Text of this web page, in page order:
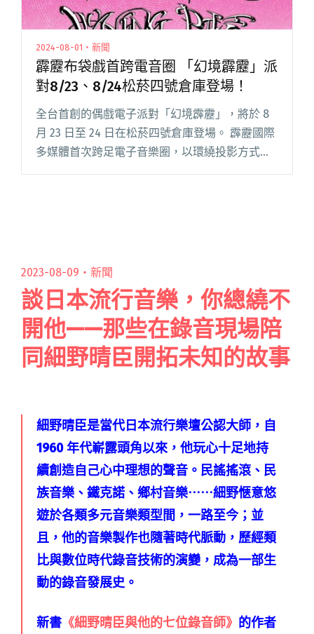
2024-08-01・新聞
霹靂布袋戲首跨電音圈 「幻境霹靂」派
對8/23、8/24松菸四號倉庫登場！
全台首創的偶戲電子派對「幻境霹靂」，將於 8
月 23 日至 24 日在松菸四號倉庫登場。 霹靂國際
多媒體首次跨足電子音樂圈，以環繞投影方式呈
現霹靂布袋戲經典場景，透過重塑山、水光影等
2023-08-09・ 新聞
談日本流行音樂，你總繞不
開他——那些在錄音現場陪
同細野晴臣開拓未知的故事
細野晴臣是當代日本流行樂壇公認大師，自
1960 年代嶄露頭角以來，他玩心十足地持
續創造自己心中理想的聲音。民謠搖滾、民
族音樂、鐵克諾、鄉村音樂⋯⋯細野愜意悠
遊於各類多元音樂類型間，一路至今；並
且，他的音樂製作也隨著時代脈動，歷經類
比與數位時代錄音技術的演變，成為一部生
動的錄音發展史。
新書 《細野晴臣與他的七位錄音師》 的作者